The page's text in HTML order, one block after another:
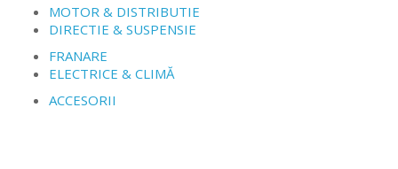
MOTOR & DISTRIBUTIE
DIRECTIE & SUSPENSIE
FRANARE
ELECTRICE & CLIMĂ
ACCESORII